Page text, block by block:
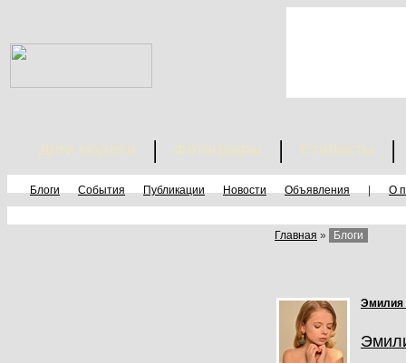
Дети модели Фотографы Стилисты
Блоги События Публикации Новости Объявления | О
Главная » Блоги
Эмилия